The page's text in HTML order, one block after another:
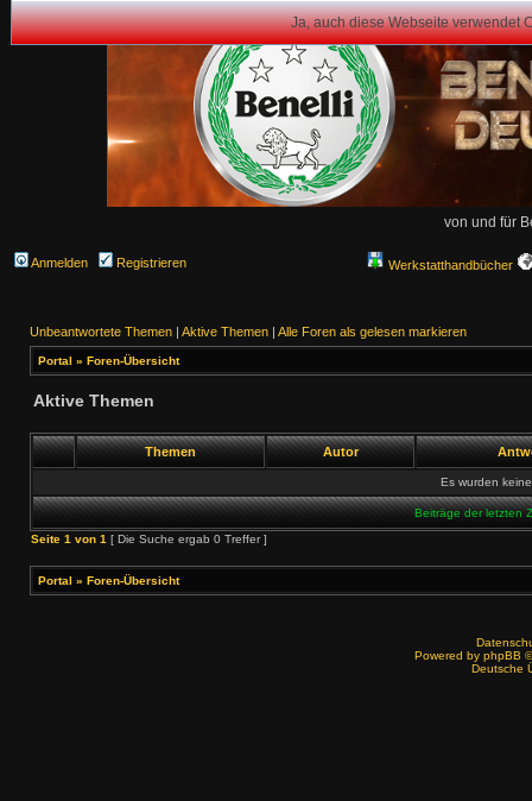
Ja, auch diese Webseite verwendet
von und für
Anmelden Registrieren Werkstatthandbücher
Unbeantwortete Themen | Aktive Themen | Alle Foren als gelesen markieren
Portal » Foren-Übersicht
Aktive Themen
Themen Autor
Es wurden
Beiträge der letzten
Seite 1 von 1 [ Die Suche ergab 0 Treffer ]
Portal » Foren-Übersicht
Powered by phpBB
Deutsche